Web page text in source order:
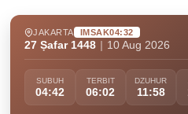
JAKARTA IMSAK04:32
27 Ṣafar 1448 10 Aug 2026
SUBUH
04:42
TERBIT
06:02
DZUHUR
11:58